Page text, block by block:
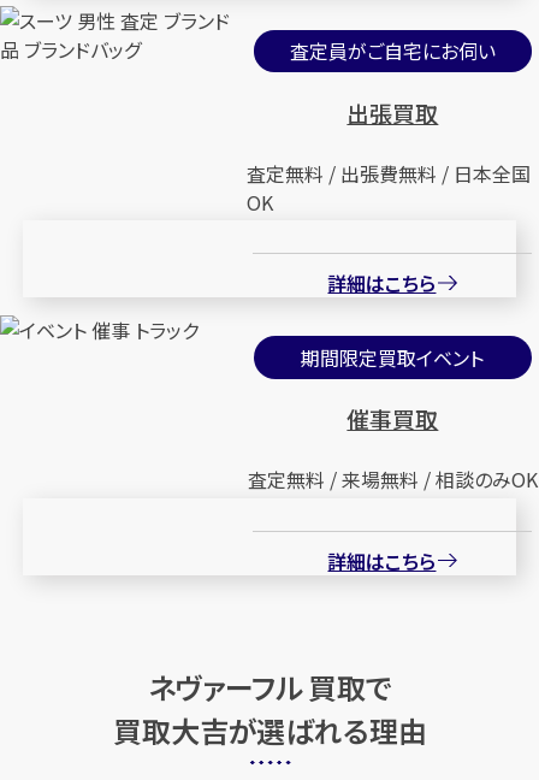
バッグ
ショルダーバッグ
バッグ ショルダーバッグ
ルイ・ヴィトン モノグラム ネヴァ
ーフルMM M40156
ネヴァーフルMM M48613
買取参考価格 100,000
店舗買取
ルイ・ヴィトン モノグラムネヴァ
店舗買取
ルイ・ヴィトン ワイルドアットハ
ートモノグラム ネヴァーフルMM
査定員がご自宅にお伺い
出張買取
査定無料 / 出張費無料 / 日本全国
OK
詳細はこちら
期間限定買取イベント
催事買取
査定無料 / 来場無料 / 相談のみOK
詳細はこちら
ネヴァーフル 買取で
買取大吉が選ばれる理由